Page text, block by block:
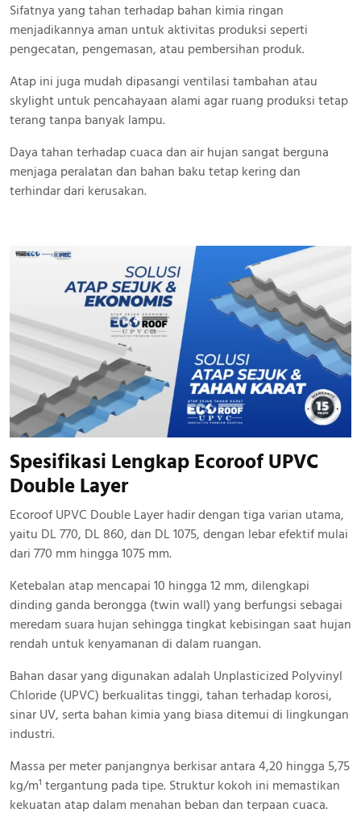
Sifatnya yang tahan terhadap bahan kimia ringan
menjadikannya aman untuk aktivitas produksi seperti
pengecatan, pengemasan, atau pembersihan produk.
Atap ini juga mudah dipasangi ventilasi tambahan atau
skylight untuk pencahayaan alami agar ruang produksi tetap
terang tanpa banyak lampu.
Daya tahan terhadap cuaca dan air hujan sangat berguna
menjaga peralatan dan bahan baku tetap kering dan
terhindar dari kerusakan.
Spesifikasi Lengkap Ecoroof UPVC
Double Layer
Ecoroof UPVC Double Layer hadir dengan tiga varian utama,
yaitu DL 770, DL 860, dan DL 1075, dengan lebar efektif mulai
dari 770 mm hingga 1075 mm.
Ketebalan atap mencapai 10 hingga 12 mm, dilengkapi
dinding ganda berongga (twin wall) yang berfungsi sebagai
meredam suara hujan sehingga tingkat kebisingan saat hujan
rendah untuk kenyamanan di dalam ruangan.
Bahan dasar yang digunakan adalah Unplasticized Polyvinyl
Chloride (UPVC) berkualitas tinggi, tahan terhadap korosi,
sinar UV, serta bahan kimia yang biasa ditemui di lingkungan
industri.
Massa per meter panjangnya berkisar antara 4,20 hingga 5,75
kg/m¹ tergantung pada tipe. Struktur kokoh ini memastikan
kekuatan atap dalam menahan beban dan terpaan cuaca.